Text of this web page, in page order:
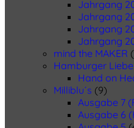
Jahrgang
Jahrgang
Jahrgang
Jahrgang
mind the MAKER
Hamburger Liebe
Hand on
Milliblu´s (9)
Ausgabe 7
Ausgabe 6